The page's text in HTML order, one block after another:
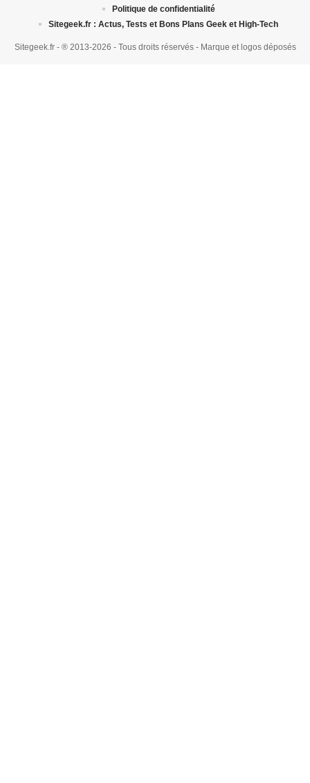
Sitegeek.fr - ® 2013-2026 - Tous droits réservés - Marque et logos déposés
Politique de confidentialité
Sitegeek.fr : Actus, Tests et Bons Plans Geek et High-Tech